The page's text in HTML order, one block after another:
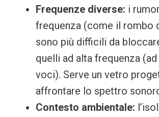
Frequenze diverse: i
frequenza (come il rombo
sono più difficili da
quelli ad alta frequenza
voci). Serve un vetro
affrontare lo spettro
Contesto ambientale: